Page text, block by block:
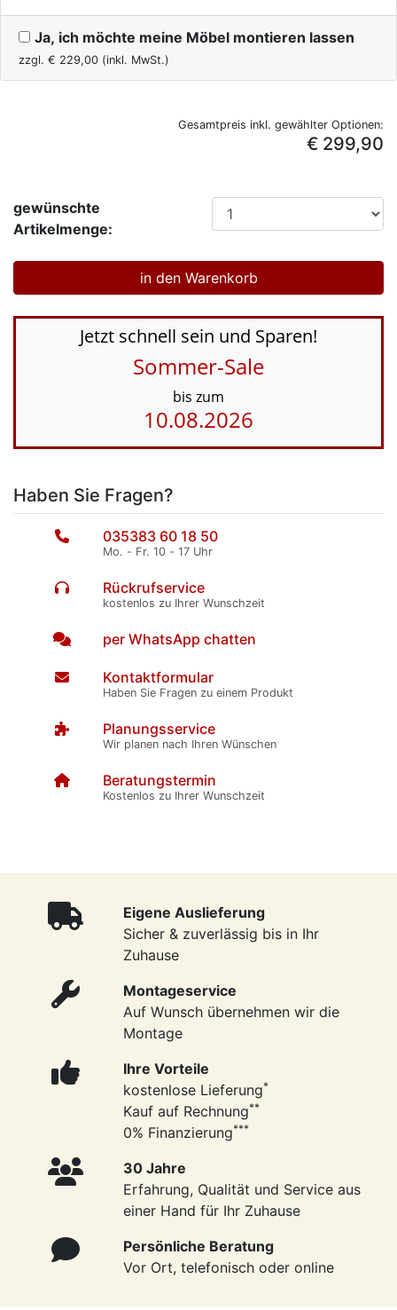
Ja, ich möchte meine Möbel montieren lassen
zzgl. € 229,00 (inkl. MwSt.)
Gesamtpreis inkl. gewählter Optionen:
€ 299,90
gewünschte
Artikelmenge:
Jetzt schnell sein und Sparen!
Sommer-Sale
bis zum
10.08.2026
Haben Sie Fragen?
035383 60 18 50
Mo. - Fr. 10 - 17 Uhr
Rückrufservice
kostenlos zu Ihrer Wunschzeit
per WhatsApp chatten
Kontaktformular
Haben Sie Fragen zu einem Produkt
Planungsservice
Wir planen nach Ihren Wünschen
Beratungstermin
Kostenlos zu Ihrer Wunschzeit
Eigene Auslieferung
Sicher & zuverlässig bis in Ihr
Zuhause
Montageservice
Auf Wunsch übernehmen wir die
Montage
Ihre Vorteile
kostenlose Lieferung*
Kauf auf Rechnung**
0% Finanzierung***
30 Jahre
Erfahrung, Qualität und Service aus
einer Hand für Ihr Zuhause
Persönliche Beratung
Vor Ort, telefonisch oder online